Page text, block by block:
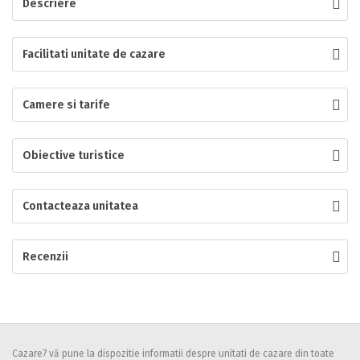
Descriere
Facilitati unitate de cazare
Camere si tarife
Obiective turistice
Contacteaza unitatea
Recenzii
Inscrieti-va GRATUIT pe grupul nostru de cazare
https://www.facebook.com/groups/cazareromaniaghidonline
* Ajuta la statistica unitatii sa vada de unde ii vin clientii
Numar de telefon
E-mail
Spatiul solicitat
Cazare7 vă pune la dispozitie informatii despre unitati de cazare din toate